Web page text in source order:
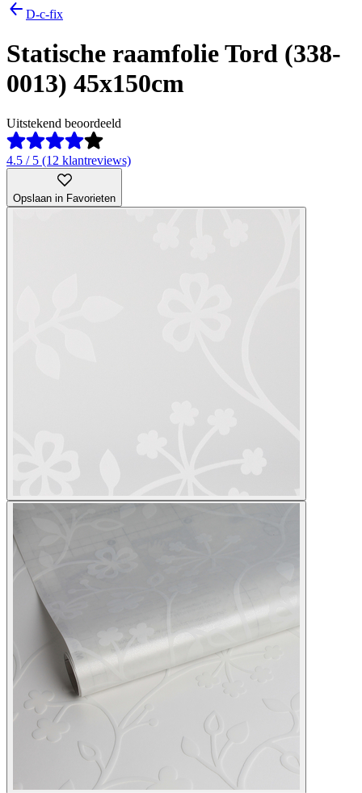
D-c-fix
Statische raamfolie Tord (338-
0013) 45x150cm
Uitstekend beoordeeld
4.5 / 5 (12 klantreviews)
Opslaan in Favorieten